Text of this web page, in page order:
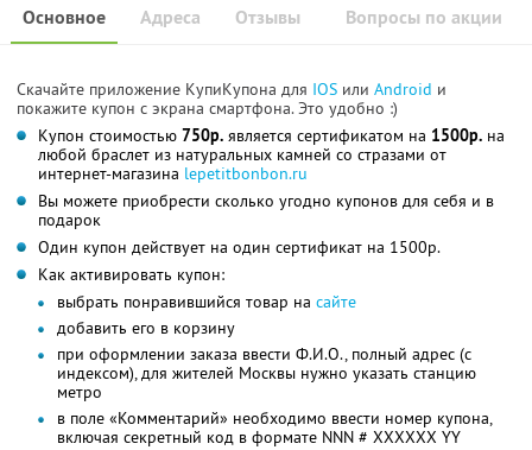
Основное Отзывы Вопросы по акции
Адреса
Скачайте приложение КупиКупона для IOS или Android и
покажите купон с экрана смартфона. Это удобно :)
Купон стоимостью 750р. является сертификатом на 1500р. на
любой браслет из натуральных камней со стразами от
интернет-магазина lepetitbonbon.ru
Вы можете приобрести сколько угодно купонов для себя и в
подарок
Один купон действует на один сертификат на 1500р.
Как активировать купон:
выбрать понравившийся товар на сайте
добавить его в корзину
при оформлении заказа ввести Ф.И.О., полный адрес (с
индексом), для жителей Москвы нужно указать станцию
метро
в поле «Комментарий» необходимо ввести номер купона,
включая секретный код в формате NNN # XXXXXX YY